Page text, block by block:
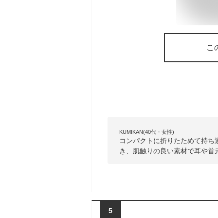
こ
KUMIKAN(40代・女性)
コンパクトに折りたためて持
き、肌触りの良い素材で耳や
5